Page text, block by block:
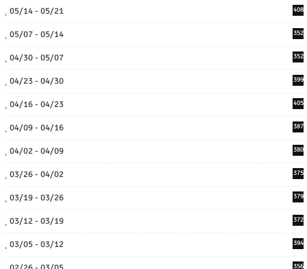
05/14 - 05/21 408
05/07 - 05/14 352
04/30 - 05/07 352
04/23 - 04/30 399
04/16 - 04/23 405
04/09 - 04/16 387
04/02 - 04/09 380
03/26 - 04/02 375
03/19 - 03/26 379
03/12 - 03/19 372
03/05 - 03/12 394
356